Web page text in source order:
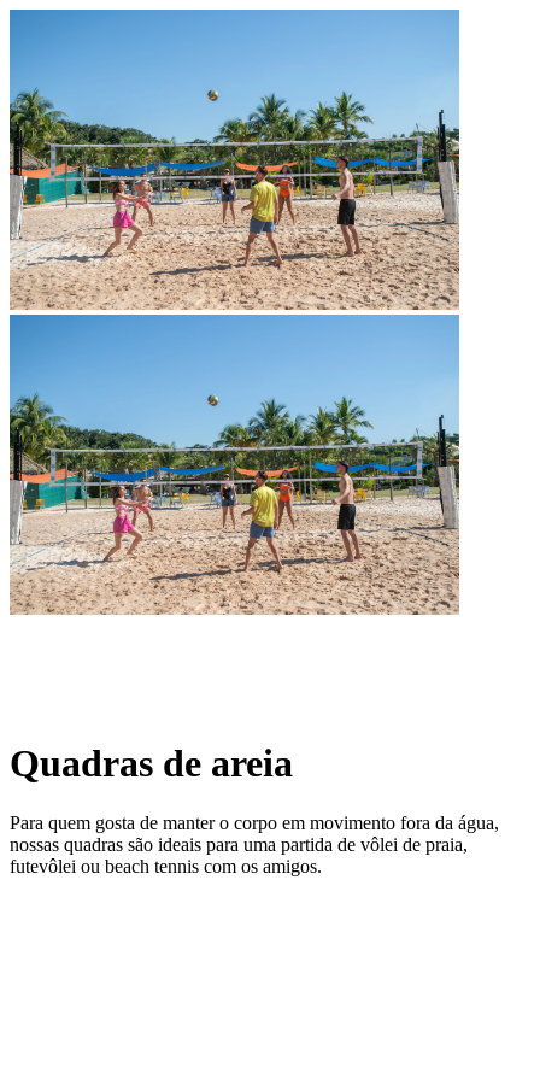
Quadras de areia
Para quem gosta de manter o corpo em movimento fora da água,
nossas quadras são ideais para uma partida de vôlei de praia,
futevôlei ou beach tennis com os amigos.